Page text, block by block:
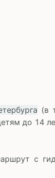
(в
до 14
с